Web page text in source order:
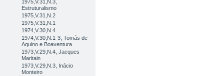
1975,V.31,N.3,
Estruturalismo
1975,V.31,N.2
1975,V.31,N.1
1974,V.30,N.4
1974,V.30,N.1-3, Tomás de
Aquino e Boaventura
1973,V.29,N.4, Jacques
Maritain
1973,V.29,N.3, Inácio
Monteiro